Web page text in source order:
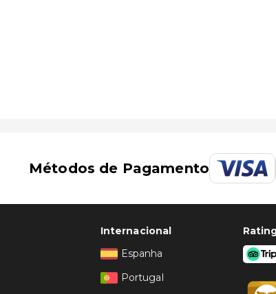
Métodos de Pagamento
Internacional
Espanha
Portugal